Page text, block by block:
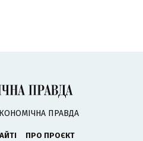
ПРАВДА
ПРО ПРОЄКТ